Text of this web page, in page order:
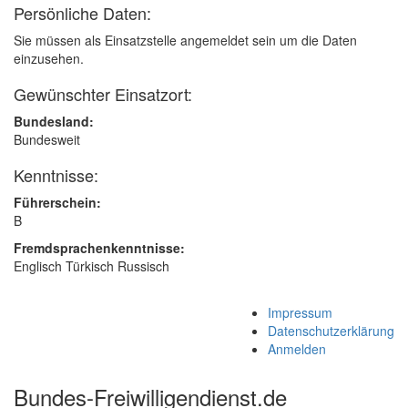
Persönliche Daten:
Sie müssen als Einsatzstelle angemeldet sein um die Daten
einzusehen.
Gewünschter Einsatzort:
Bundesland:
Bundesweit
Kenntnisse:
Führerschein:
B
Fremdsprachenkenntnisse:
Englisch Türkisch Russisch
Impressum
Datenschutzerklärung
Anmelden
Bundes-Freiwilligendienst.de